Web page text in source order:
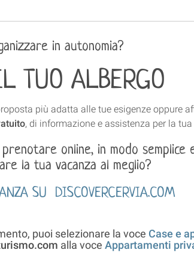
in autonomia?
TUO ALBERGO
più adatta alle tue esigenze oppure
, di informazione e assistenza per la
online, in modo semplice
la tua vacanza al meglio?
SU DISCOVERCERVIA.COM
puoi selezionare la voce Case e
alla voce Appartamenti